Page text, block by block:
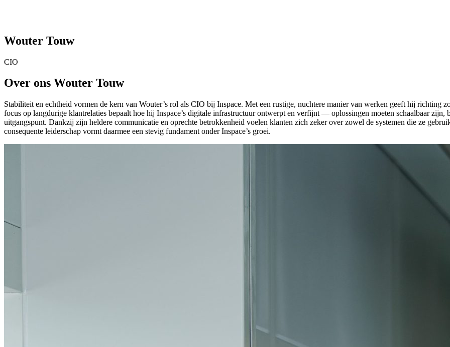
Wouter Touw
CIO
Over ons Wouter Touw
Stabiliteit en echtheid vormen de kern van Wouter’s rol als CIO bij Inspace. Met een rustige, nuchtere manier van werken geeft hij
focus op langdurige klantrelaties bepaalt hoe hij Inspace’s digitale infrastructuur ontwerpt en verfijnt — oplossingen moeten schaalbaar
uitgangspunt. Dankzij zijn heldere communicatie en oprechte betrokkenheid voelen klanten zich zeker over zowel de systemen die ze
consequente leiderschap vormt daarmee een stevig fundament onder Inspace’s groei.